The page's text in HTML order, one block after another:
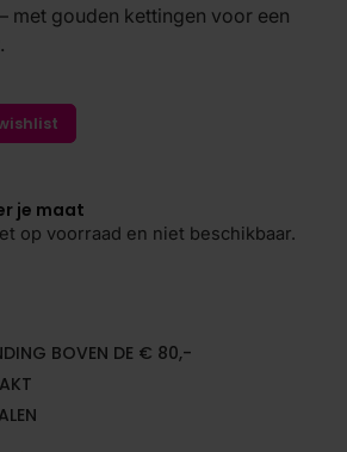
met gouden kettingen voor een
je maat
op voorraad en niet beschikbaar.
BOVEN DE € 80,-